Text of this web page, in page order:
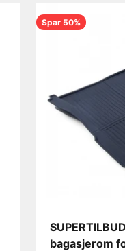
Spar 50%
bagasjerom